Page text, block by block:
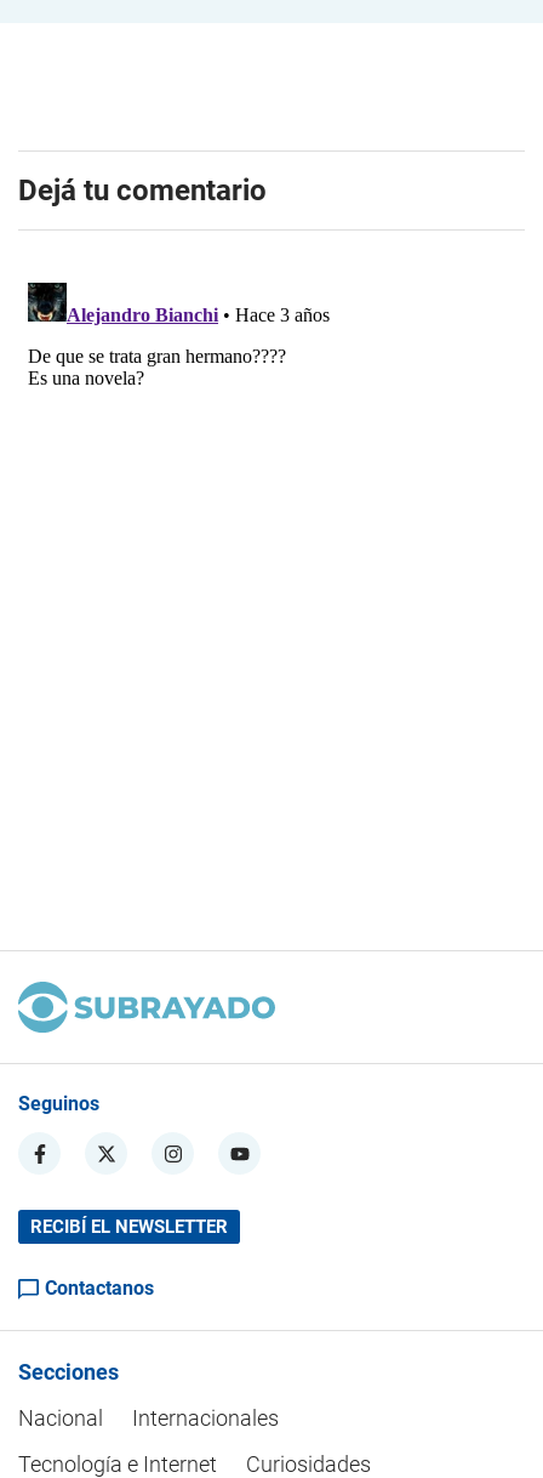
Dejá tu comentario
Seguinos
RECIBÍ EL NEWSLETTER
Contactanos
Secciones
Nacional
Internacionales
Tecnología e Internet
Curiosidades